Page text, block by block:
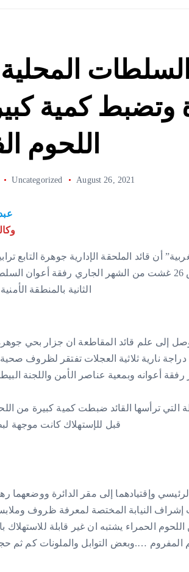
وتضبط كمية
اللحوم
Uncategorized August 26, 2021
أن قائد الملحقة الإدارية جوهرة التابع
سيدي البرنوصي مساء يوم الخميس 26 غشت من الشهر الجاري رفقة
الثانية بالمنطقة
إلى علم قائد المقاطعة ان جزار بحي
نارية ثلاثية العجلات تفتقر لظروف صحية
رفقة أعوانه وبمعية عناصر الأمن واللجنة
التي ترأسها القائد ضبطت كمية كبيرة من
قبل للإستهلاك كانت موجهة
وإقتيادهما إلى مقر الدائرة ووضعهما
إشراف النيابة المختصة لمعرفة ظروف
الحمراء يشتبه ان غير قابلة للاستهلاك